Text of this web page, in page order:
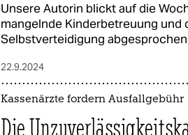
Unsere Autorin blickt auf die
mangelnde Kinderbetreuung und
Selbstverteidigung
22.9.2024
Kassenärzte fordern Ausfallgebühr
Die